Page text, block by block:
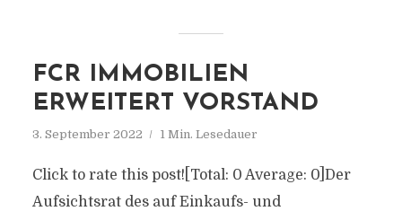
FCR IMMOBILIEN
ERWEITERT VORSTAND
3. September 2022 1 Min. Lesedauer
Click to rate this post![Total: 0 Average: 0]Der
Aufsichtsrat des auf Einkaufs- und